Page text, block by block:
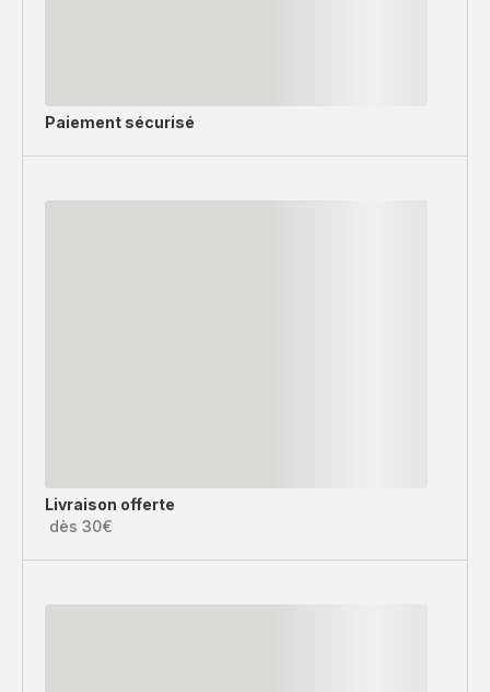
Paiement sécurisé
Livraison offerte
dès 30€